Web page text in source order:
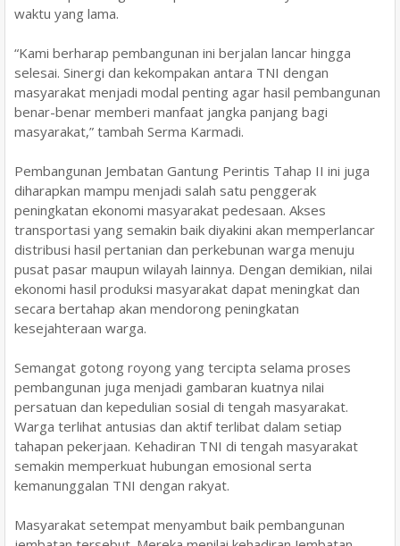
waktu yang lama.
“Kami berharap pembangunan ini berjalan lancar hingga
selesai. Sinergi dan kekompakan antara TNI dengan
masyarakat menjadi modal penting agar hasil pembangunan
benar-benar memberi manfaat jangka panjang bagi
masyarakat,” tambah Serma Karmadi.
Pembangunan Jembatan Gantung Perintis Tahap II ini juga
diharapkan mampu menjadi salah satu penggerak
peningkatan ekonomi masyarakat pedesaan. Akses
transportasi yang semakin baik diyakini akan memperlancar
distribusi hasil pertanian dan perkebunan warga menuju
pusat pasar maupun wilayah lainnya. Dengan demikian, nilai
ekonomi hasil produksi masyarakat dapat meningkat dan
secara bertahap akan mendorong peningkatan
kesejahteraan warga.
Semangat gotong royong yang tercipta selama proses
pembangunan juga menjadi gambaran kuatnya nilai
persatuan dan kepedulian sosial di tengah masyarakat.
Warga terlihat antusias dan aktif terlibat dalam setiap
tahapan pekerjaan. Kehadiran TNI di tengah masyarakat
semakin memperkuat hubungan emosional serta
kemanunggalan TNI dengan rakyat.
Masyarakat setempat menyambut baik pembangunan